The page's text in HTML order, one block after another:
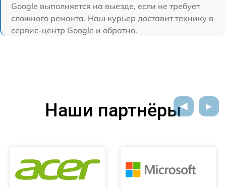
Google выполняется на выезде, если не требует
сложного ремонта. Наш курьер доставит технику в
сервис-центр Google и обратно.
Наши партнёры